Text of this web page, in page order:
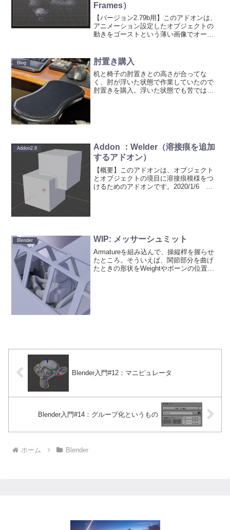
Frames）
【バージョン2.79b用】このアドオンは、
アニメーション設定したオブジェクトの
動きをゴーストという薄い画像でオーバ
スキン機能として知られているやつで
す。下図の...
Blog 肘置き購入
机と椅子の肘置きとの高さが合ってな
く、肘が浮いた状態で作業していたので
肘置きを購入。浮いた状態でも苦ではな
Addon2.8
Addon ：Welder（溶接痕を追加
するアドオン）
【概要】このアドオンは、オブジェクト
とオブジェクトの境目に溶接痕模様をつ
けるためのアドオンです。2020/1/6 バ
Blender WIP: メッサーシュミット
Armatureを組み込んで、操縦桿を握らせ
たところ。そういえば、関節部分を曲げ
たときの形状をWeightやボーンの位置
Blender入門#12：マニピュレータ
Blender入門#14：グループ化というもの
ホーム Blender